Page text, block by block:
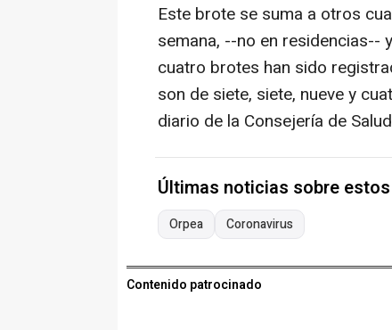
Este brote se suma a otros
semana, --no en residencias--
cuatro brotes han sido
son de siete, siete, nueve y
diario de la Consejería de
Últimas noticias sobre
Orpea Coronavirus
Contenido patrocinado